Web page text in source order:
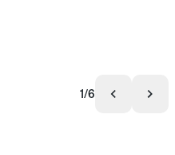
1/6